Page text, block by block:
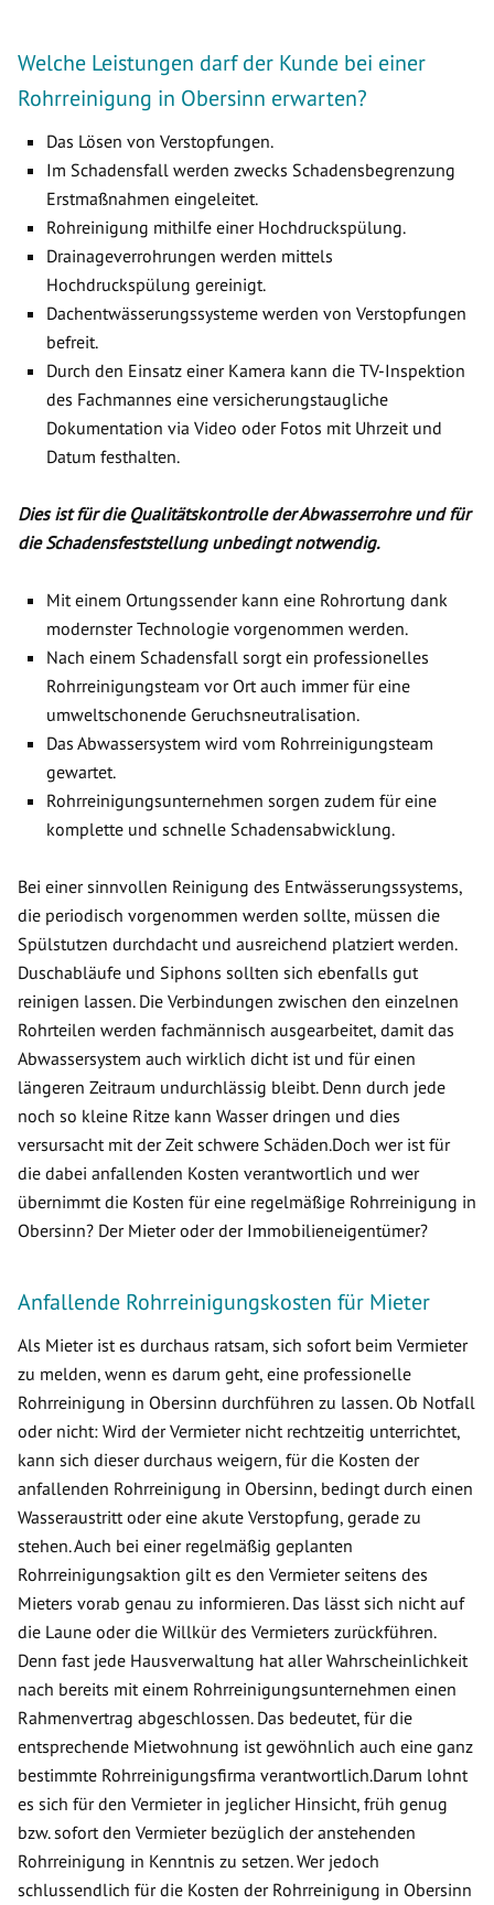
Welche Leistungen darf der Kunde bei einer
Rohrreinigung in Obersinn erwarten?
Das Lösen von Verstopfungen.
Im Schadensfall werden zwecks Schadensbegrenzung
Erstmaßnahmen eingeleitet.
Rohreinigung mithilfe einer Hochdruckspülung.
Drainageverrohrungen werden mittels
Hochdruckspülung gereinigt.
Dachentwässerungssysteme werden von Verstopfungen
befreit.
Durch den Einsatz einer Kamera kann die TV-Inspektion
des Fachmannes eine versicherungstaugliche
Dokumentation via Video oder Fotos mit Uhrzeit und
Datum festhalten.
Dies ist für die Qualitätskontrolle der Abwasserrohre und für
die Schadensfeststellung unbedingt notwendig.
Mit einem Ortungssender kann eine Rohrortung dank
modernster Technologie vorgenommen werden.
Nach einem Schadensfall sorgt ein professionelles
Rohrreinigungsteam vor Ort auch immer für eine
umweltschonende Geruchsneutralisation.
Das Abwassersystem wird vom Rohrreinigungsteam
gewartet.
Rohrreinigungsunternehmen sorgen zudem für eine
komplette und schnelle Schadensabwicklung.
Bei einer sinnvollen Reinigung des Entwässerungssystems,
die periodisch vorgenommen werden sollte, müssen die
Spülstutzen durchdacht und ausreichend platziert werden.
Duschabläufe und Siphons sollten sich ebenfalls gut
reinigen lassen. Die Verbindungen zwischen den einzelnen
Rohrteilen werden fachmännisch ausgearbeitet, damit das
Abwassersystem auch wirklich dicht ist und für einen
längeren Zeitraum undurchlässig bleibt. Denn durch jede
noch so kleine Ritze kann Wasser dringen und dies
versursacht mit der Zeit schwere Schäden.Doch wer ist für
die dabei anfallenden Kosten verantwortlich und wer
übernimmt die Kosten für eine regelmäßige Rohrreinigung in
Obersinn? Der Mieter oder der Immobilieneigentümer?
Anfallende Rohrreinigungskosten für Mieter
Als Mieter ist es durchaus ratsam, sich sofort beim Vermieter
zu melden, wenn es darum geht, eine professionelle
Rohrreinigung in Obersinn durchführen zu lassen. Ob Notfall
oder nicht: Wird der Vermieter nicht rechtzeitig unterrichtet,
kann sich dieser durchaus weigern, für die Kosten der
anfallenden Rohrreinigung in Obersinn, bedingt durch einen
Wasseraustritt oder eine akute Verstopfung, gerade zu
stehen. Auch bei einer regelmäßig geplanten
Rohrreinigungsaktion gilt es den Vermieter seitens des
Mieters vorab genau zu informieren. Das lässt sich nicht auf
die Laune oder die Willkür des Vermieters zurückführen.
Denn fast jede Hausverwaltung hat aller Wahrscheinlichkeit
nach bereits mit einem Rohrreinigungsunternehmen einen
Rahmenvertrag abgeschlossen. Das bedeutet, für die
entsprechende Mietwohnung ist gewöhnlich auch eine ganz
bestimmte Rohrreinigungsfirma verantwortlich.Darum lohnt
es sich für den Vermieter in jeglicher Hinsicht, früh genug
bzw. sofort den Vermieter bezüglich der anstehenden
Rohrreinigung in Kenntnis zu setzen. Wer jedoch
schlussendlich für die Kosten der Rohrreinigung in Obersinn